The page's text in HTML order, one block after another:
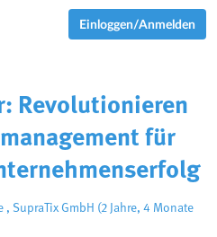
Einloggen/Anmelden
Revolutionieren
für
, SupraTix GmbH (2 Jahre, 4 Monate